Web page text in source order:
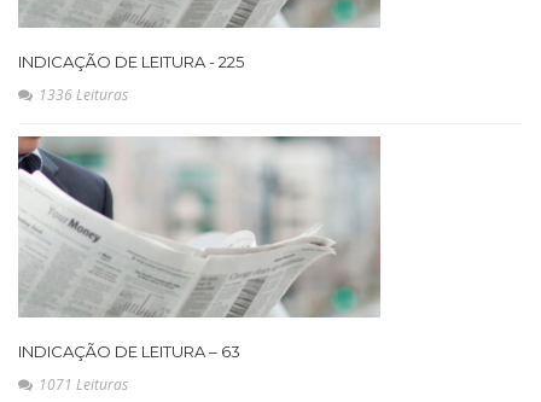
INDICAÇÃO DE LEITURA - 225
1336 Leituras
INDICAÇÃO DE LEITURA – 63
1071 Leituras